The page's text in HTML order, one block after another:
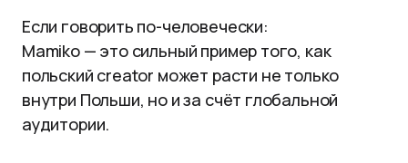
Если говорить по-человечески:
Mamiko — это сильный пример того, как
польский creator может расти не только
внутри Польши, но и за счёт глобальной
аудитории.